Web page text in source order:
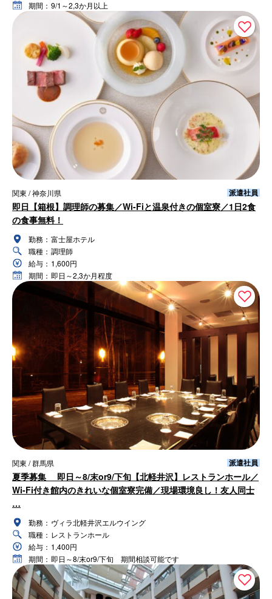
期間： 9/1～2,3か月以上
関東 / 神奈川県 派遣社員
即日【箱根】調理師の募集／Wi-Fiと温泉付きの個室寮／1日2食
の食事無料！
勤務： 富士屋ホテル
職種： 調理師
給与： 1,600円
期間： 即日～2,3か月程度
関東 / 群馬県 派遣社員
夏季募集 即日～8/末or9/下旬【北軽井沢】レストランホール／
Wi-Fi付き館内のきれいな個室寮完備／現場環境良し！友人同士
…
勤務： ヴィラ北軽井沢エルウイング
職種： レストランホール
給与： 1,400円
期間： 即日～8/末or9/下旬 期間相談可能です